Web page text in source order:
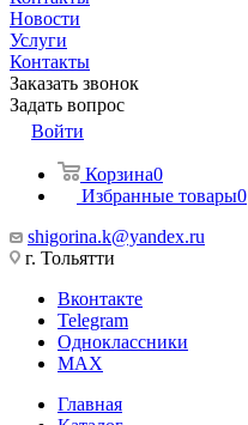
Новости
Услуги
Контакты
Заказать звонок
Задать вопрос
Войти
Корзина0
Избранные товары0
shigorina.k@yandex.ru
г. Тольятти
Вконтакте
Telegram
Одноклассники
MAX
Главная